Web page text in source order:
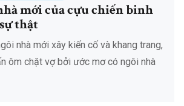
mới của cựu chiến binh
thật
nhà mới xây kiến cố và khang trang,
ôm chặt vợ bởi ước mơ có ngôi nhà